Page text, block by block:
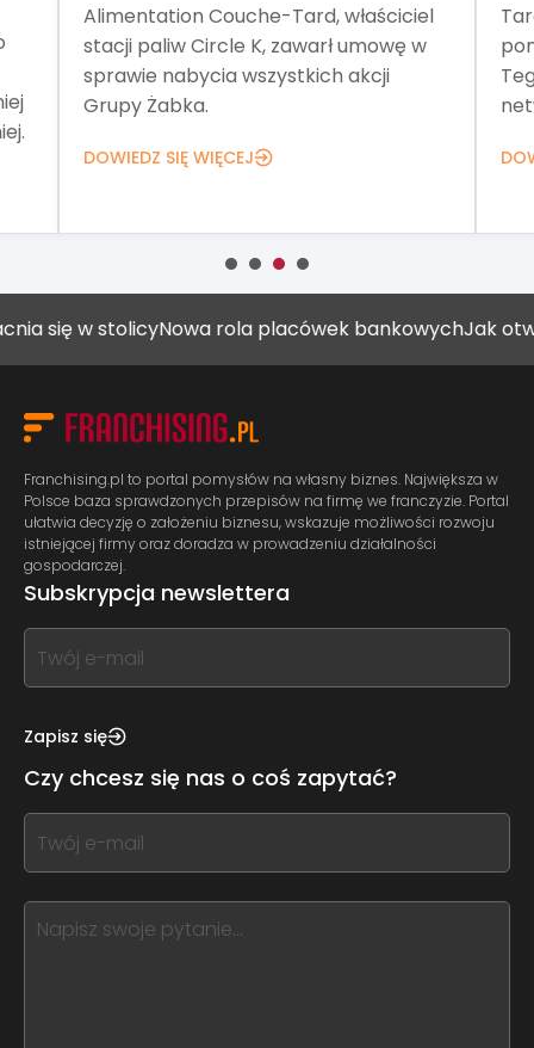
Alimentation Couche-Tard, właściciel
stacji paliw Circle K, zawarł umowę w
sprawie nabycia wszystkich akcji
Grupy Żabka.
DOWIEDZ SIĘ WIĘCEJ
w stolicyNowa rola placówek bankowychJak otworzyć
Franchising.pl to portal pomysłów na własny biznes. Największa w
Polsce baza sprawdzonych przepisów na firmę we franczyzie. Portal
ułatwia decyzję o założeniu biznesu, wskazuje możliwości rozwoju
istniejącej firmy oraz doradza w prowadzeniu działalności
gospodarczej.
Subskrypcja newslettera
If
you
this,
this
form
field
blank
Zapisz się
Czy chcesz się nas o coś zapytać?
If
you
this,
leave